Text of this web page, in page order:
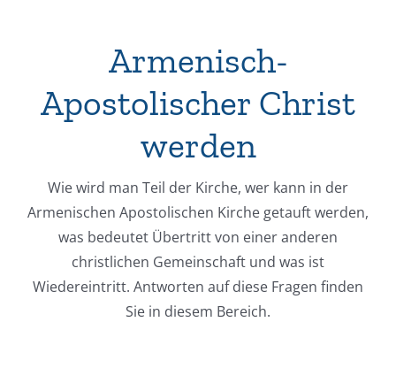
Armenisch-
Apostolischer Christ
werden
Wie wird man Teil der Kirche, wer kann in der
Armenischen Apostolischen Kirche getauft werden,
was bedeutet Übertritt von einer anderen
christlichen Gemeinschaft und was ist
Wiedereintritt. Antworten auf diese Fragen finden
Sie in diesem Bereich.